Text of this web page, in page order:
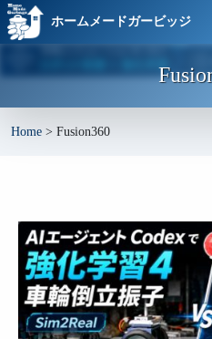
ホームメードガービッジ
Home > Fusion360